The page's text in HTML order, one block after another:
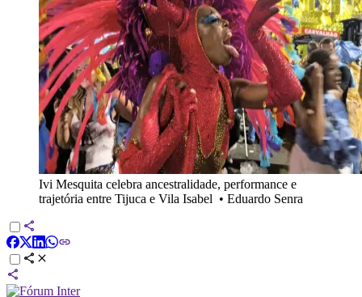
Ivi Mesquita celebra ancestralidade, performance e
trajetória entre Tijuca e Vila Isabel • Eduardo Senra